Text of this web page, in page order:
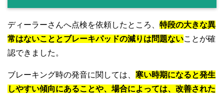
ディーラーさんへ点検を依頼したところ、 特段の大きな異
常はないこととブレーキパッドの減りは問題ないことが確
認できました。
ブレーキング時の発音に関しては、 寒い時期になると発生
しやすい傾向にあることや、場合によっては、改善された